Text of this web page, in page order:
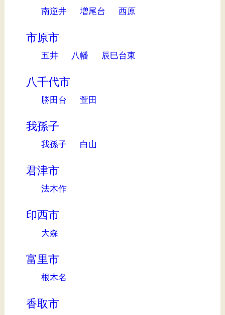
南逆井 増尾台 西原
市原市
五井 八幡 辰巳台東
八千代市
勝田台 萱田
我孫子
我孫子 白山
君津市
法木作
印西市
大森
富里市
根木名
香取市